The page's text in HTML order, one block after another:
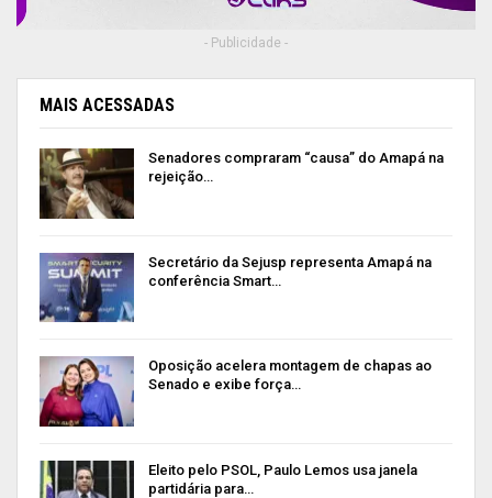
- Publicidade -
MAIS ACESSADAS
Senadores compraram “causa” do Amapá na
rejeição…
Secretário da Sejusp representa Amapá na
conferência Smart…
Oposição acelera montagem de chapas ao
Senado e exibe força…
Eleito pelo PSOL, Paulo Lemos usa janela
partidária para…